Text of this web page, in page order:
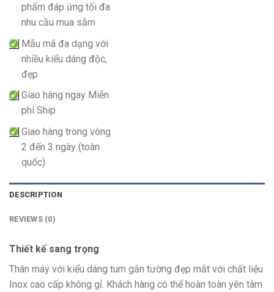
phẩm đáp ứng tối đa
nhu cầu mua sắm
Mẫu mã đa dạng với
nhiều kiểu dáng độc,
đẹp
Giao hàng ngay Miễn
phí Ship
Giao hàng trong vòng
2 đến 3 ngày (toàn
quốc)
DESCRIPTION
REVIEWS (0)
Thiết kế sang trọng
Thân máy với kiểu dáng tum gắn tường đẹp mắt với chất liệu
Inox cao cấp không gỉ. Khách hàng có thể hoàn toàn yên tâm